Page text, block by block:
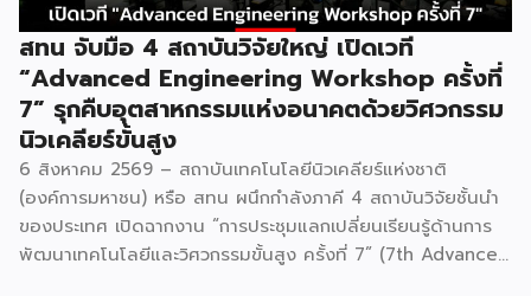
สทน จับมือ 4 สถาบันวิจัยใหญ่ เปิดเวที
“Advanced Engineering Workshop ครั้งที่
7” รุกคืบอุตสาหกรรมแห่งอนาคตด้วยวิศวกรรม
นิวเคลียร์ขั้นสูง
6 สิงหาคม 2569 – สถาบันเทคโนโลยีนิวเคลียร์แห่งชาติ
(องค์การมหาชน) หรือ สทน ผนึกกำลังภาคี 4 สถาบันวิจัยชั้นนำ
ของประเทศ เปิดฉากงาน “การประชุมแลกเปลี่ยนเรียนรู้ด้านการ
พัฒนาเทคโนโลยีและวิศวกรรมขั้นสูง ครั้งที่ 7” (7th Advanced